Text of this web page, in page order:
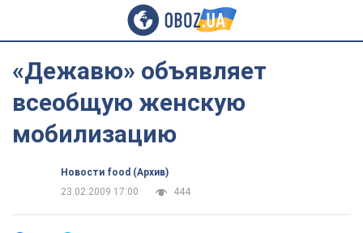
«Дежавю» объявляет
всеобщую женскую
мобилизацию
Новости food (Архив)
23.02.2009 17:00
444